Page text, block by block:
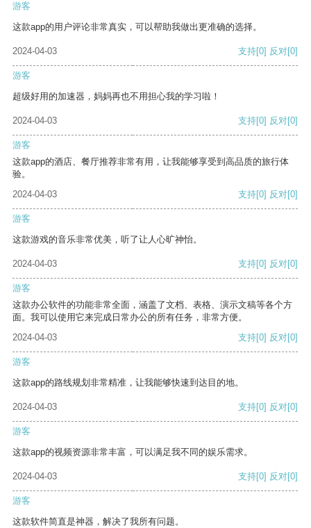
游客
这款app的用户评论非常真实，可以帮助我做出更准确的选择。
2024-04-03 支持[0] 反对[0]
游客
超级好用的加速器，妈妈再也不用担心我的学习啦！
2024-04-03 支持[0] 反对[0]
游客
这款app的酒店、餐厅推荐非常有用，让我能够享受到高品质的旅行体
验。
2024-04-03
支持[0] 反对[0]
游客
这款游戏的音乐非常优美，听了让人心旷神怡。
2024-04-03 支持[0] 反对[0]
游客
这款办公软件的功能非常全面，涵盖了文档、表格、演示文稿等各个方
面。我可以使用它来完成日常办公的所有任务，非常方便。
2024-04-03
支持[0] 反对[0]
游客
这款app的路线规划非常精准，让我能够快速到达目的地。
2024-04-03 支持[0] 反对[0]
游客
这款app的视频资源非常丰富，可以满足我不同的娱乐需求。
2024-04-03 支持[0] 反对[0]
游客
这款软件简直是神器，解决了我所有问题。